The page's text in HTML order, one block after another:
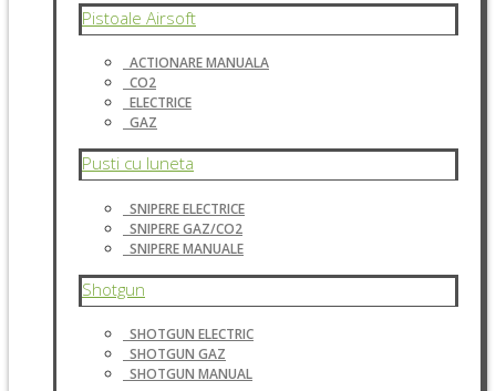
Pistoale Airsoft
ACTIONARE MANUALA
CO2
ELECTRICE
GAZ
Pusti cu luneta
SNIPERE ELECTRICE
SNIPERE GAZ/CO2
SNIPERE MANUALE
Shotgun
SHOTGUN ELECTRIC
SHOTGUN GAZ
SHOTGUN MANUAL